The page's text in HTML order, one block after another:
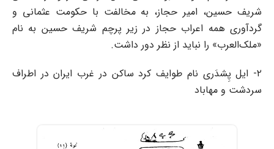
شریف حسین، امیر حجاز، به مخالفت با حکومت عثمانی و
گردآوری همه اعراب حجاز در زیر پرچم شریف حسین به نام
«ملک‌العرب» را نباید از نظر دور داشت.
۲- ایل پِشدَری نام طوایف کرد ساکن در غرب ایران در اطراف
سردشت‌ و مهاباد